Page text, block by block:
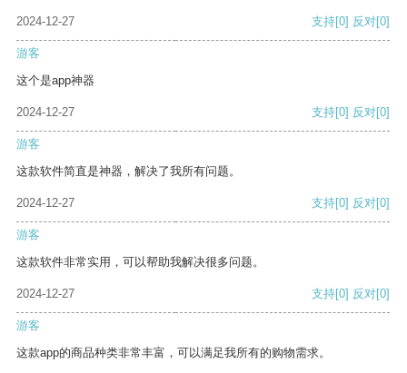
2024-12-27 支持[0] 反对[0]
游客
这个是app神器
2024-12-27 支持[0] 反对[0]
游客
这款软件简直是神器，解决了我所有问题。
2024-12-27 支持[0] 反对[0]
游客
这款软件非常实用，可以帮助我解决很多问题。
2024-12-27 支持[0] 反对[0]
游客
这款app的商品种类非常丰富，可以满足我所有的购物需求。